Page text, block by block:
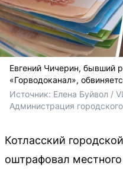
Евгений Чичерин, бывший
«Горводоканал»,
Источник:
Администрация
Котласский
оштрафовал